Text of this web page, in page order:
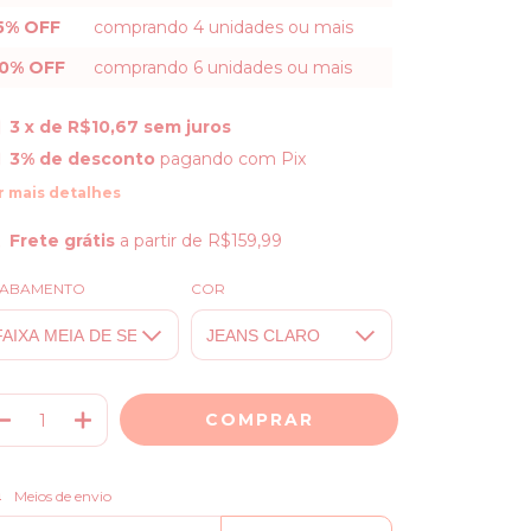
OFF
comprando 4 unidades ou mais
OFF
comprando 6 unidades ou mais
3 x de R$10,67 sem juros
3% de desconto pagando com Pix
mais detalhes
Frete grátis a partir de R$159,99
COR
para o CEP:
Meios de envio